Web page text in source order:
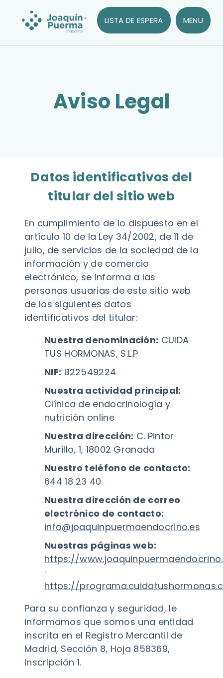
LISTA DE ESPERA MENU
Aviso Legal
Datos identificativos del
titular del sitio web
En cumplimiento de lo dispuesto en el
artículo 10 de la Ley 34/2002, de 11 de
julio, de servicios de la sociedad de la
información y de comercio
electrónico, se informa a las
personas usuarias de este sitio web
de los siguientes datos
identificativos del titular:
Nuestra denominación: CUIDA
TUS HORMONAS, S.L.P
NIF: B22549224
Nuestra actividad principal:
Clínica de endocrinología y
nutrición online
Nuestra dirección: C. Pintor
Murillo, 1, 18002 Granada
Nuestro teléfono de contacto:
644 18 23 40
Nuestra dirección de correo
electrónico de contacto:
info@joaquinpuermaendocrino.es
Nuestras páginas web:
https://
·
https://
Para su confianza y seguridad, le
informamos que somos una entidad
inscrita en el Registro Mercantil de
Madrid, Sección 8, Hoja 858369,
Inscripción 1.